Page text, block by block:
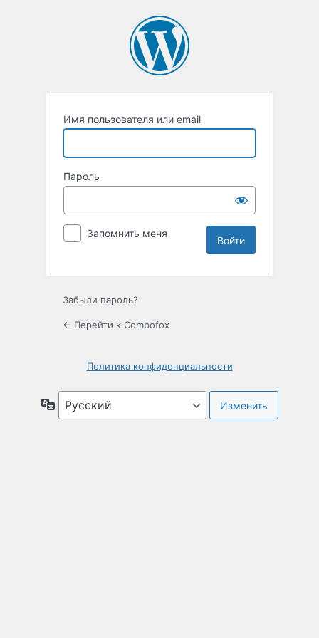
Имя пользователя или email
Пароль
Запомнить меня
Забыли пароль?
← Перейти к Compofox
Политика конфиденциальности
Язык